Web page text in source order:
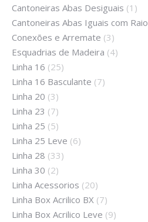
Cantoneiras Abas Desiguais (1)
Cantoneiras Abas Iguais com Raio
Conexões e Arremate (3)
Esquadrias de Madeira (4)
Linha 16 (25)
Linha 16 Basculante (7)
Linha 20 (3)
Linha 23 (7)
Linha 25 (5)
Linha 25 Leve (6)
Linha 28 (33)
Linha 30 (2)
Linha Acessorios (20)
Linha Box Acrilico BX (7)
Linha Box Acrilico Leve (9)